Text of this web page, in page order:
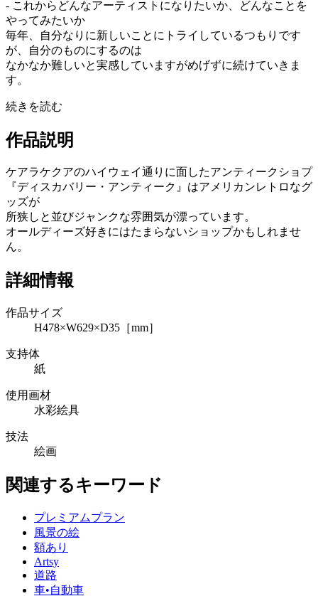
- これからどんなアーティストになりたいか、どんなことを
やってみたいか
毎年、自分なりに新しいことにトライしているつもりです
が、自分のものにするのは
なかなか難しいと実感していますがめげずに続けていきま
す。
続きを読む
作品説明
ケアラケクアのハイウェイ通りに面したアンティークショプ
『ディスカバリー・アンティーク』はアメリカンレトロなグ
ッズが
所狭しと並びジャンクな雰囲気が漂っています。
オールディーズ好きにはたまらないショップかもしれませ
ん。
詳細情報
作品サイズ
H478×W629×D35［mm］
支持体
紙
使用画材
水彩絵具
技法
絵画
関連するキーワード
プレミアムプラン
風景の絵
額あり
Artsy
道路
車•自動車